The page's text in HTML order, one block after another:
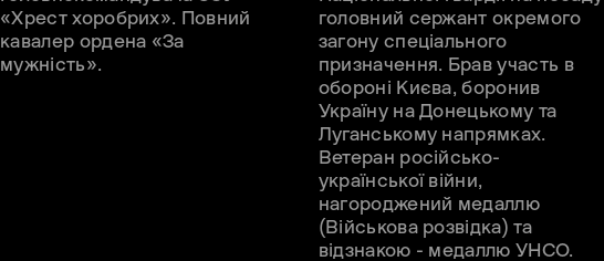
«Хрест хоробрих». Повний
кавалер ордена «За
мужність».
головний сержант окремого
загону спеціального
призначення. Брав участь в
обороні Києва, боронив
Україну на Донецькому та
Луганському напрямках.
Ветеран російсько-
української війни,
нагороджений медаллю
(Військова розвідка) та
відзнакою - медаллю УНСО.